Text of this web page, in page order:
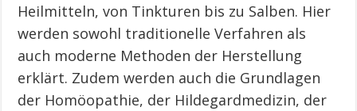
Heilmitteln, von Tinkturen bis zu Salben. Hier
werden sowohl traditionelle Verfahren als
auch moderne Methoden der Herstellung
erklärt. Zudem werden auch die Grundlagen
der Homöopathie, der Hildegardmedizin, der